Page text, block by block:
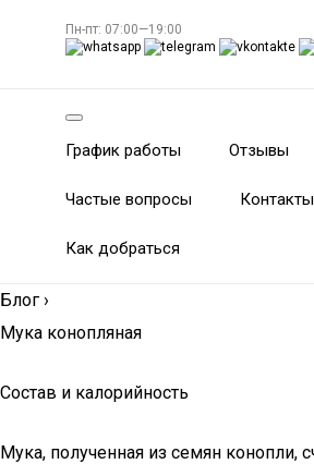
Пн-пт: 07:00—19:00
График работы Отзывы
Частые вопросы Контакты
Как добраться
Блог ›
Мука конопляная
Состав и калорийность
Мука, ​​полученная из семян конопли,